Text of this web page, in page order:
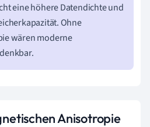
eine höhere Datendichte und
Ohne
wären moderne
Anisotropie